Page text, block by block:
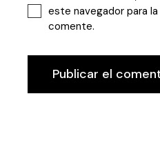
este navegador para
comente.
Publicar el